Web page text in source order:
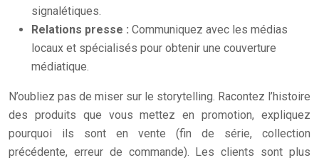
signalétiques.
Relations presse : Communiquez avec les médias
locaux et spécialisés pour obtenir une couverture
médiatique.
N’oubliez pas de miser sur le storytelling. Racontez l’histoire
des produits que vous mettez en promotion, expliquez
pourquoi ils sont en vente (fin de série, collection
précédente, erreur de commande). Les clients sont plus